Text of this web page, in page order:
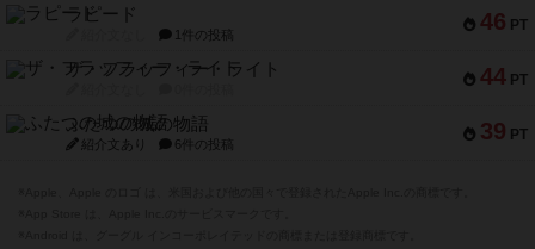
46 PT
ラピード
1件の投稿
44 PT
ザ・フラッフィー・ライト
39 PT
ふたつの城の物語
紹介文あり 6件の投稿